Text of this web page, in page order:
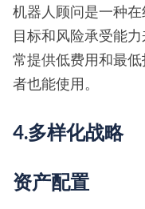
机器人顾问是一种
目标和风险承受能
常提供低费用和最
者也能使用。
4.多样化战略
资产配置